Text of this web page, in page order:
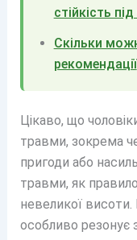
стійкість
Скільки
рекомендації
Цікаво, що
травми, зокрема
пригоди або
травми, як
невеликої
особливо резонує